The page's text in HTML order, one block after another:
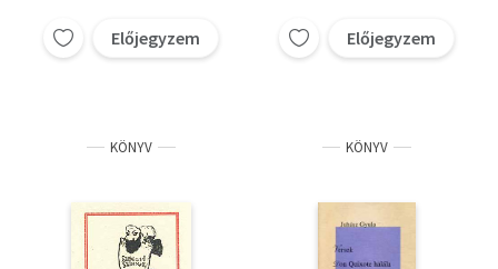
Előjegyzem Előjegyzem
KÖNYV KÖNYV